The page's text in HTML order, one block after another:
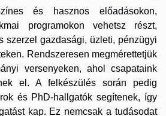
és hasznos előadásokon,
programokon vehetsz részt,
szerzel gazdasági, üzleti, pénzügyi
Rendszeresen megmérettetjük
versenyeken, ahol csapataink
el. A felkészülés során pedig
és PhD-hallgatók segítenek, így
kap. Ez nemcsak a tudásodat